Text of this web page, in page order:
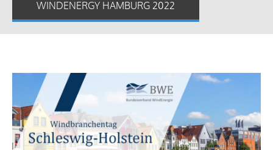
WINDENERGY HAMBURG 2022